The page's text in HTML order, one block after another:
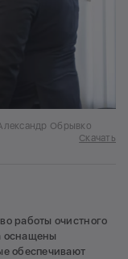
Обрывко
Скачать
работы очистного
оснащены
обеспечивают